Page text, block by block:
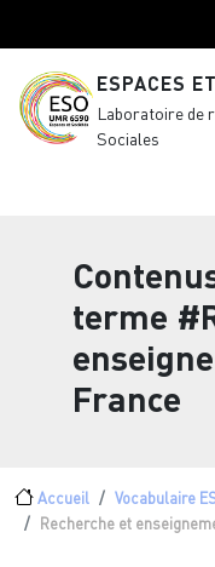
ESPACES
Laboratoire de
Sociales
terme
France
Fil d'Ariane
Accueil
Vocabulaire
Recherche et